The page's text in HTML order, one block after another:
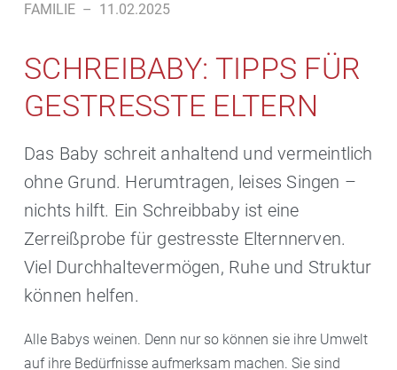
FAMILIE – 11.02.2025
SCHREIBABY: TIPPS FÜR
GESTRESSTE ELTERN
Das Baby schreit anhaltend und vermeintlich
ohne Grund. Herumtragen, leises Singen –
nichts hilft. Ein Schreibbaby ist eine
Zerreißprobe für gestresste Elternnerven.
Viel Durchhaltevermögen, Ruhe und Struktur
können helfen.
Alle Babys weinen. Denn nur so können sie ihre Umwelt
auf ihre Bedürfnisse aufmerksam machen. Sie sind